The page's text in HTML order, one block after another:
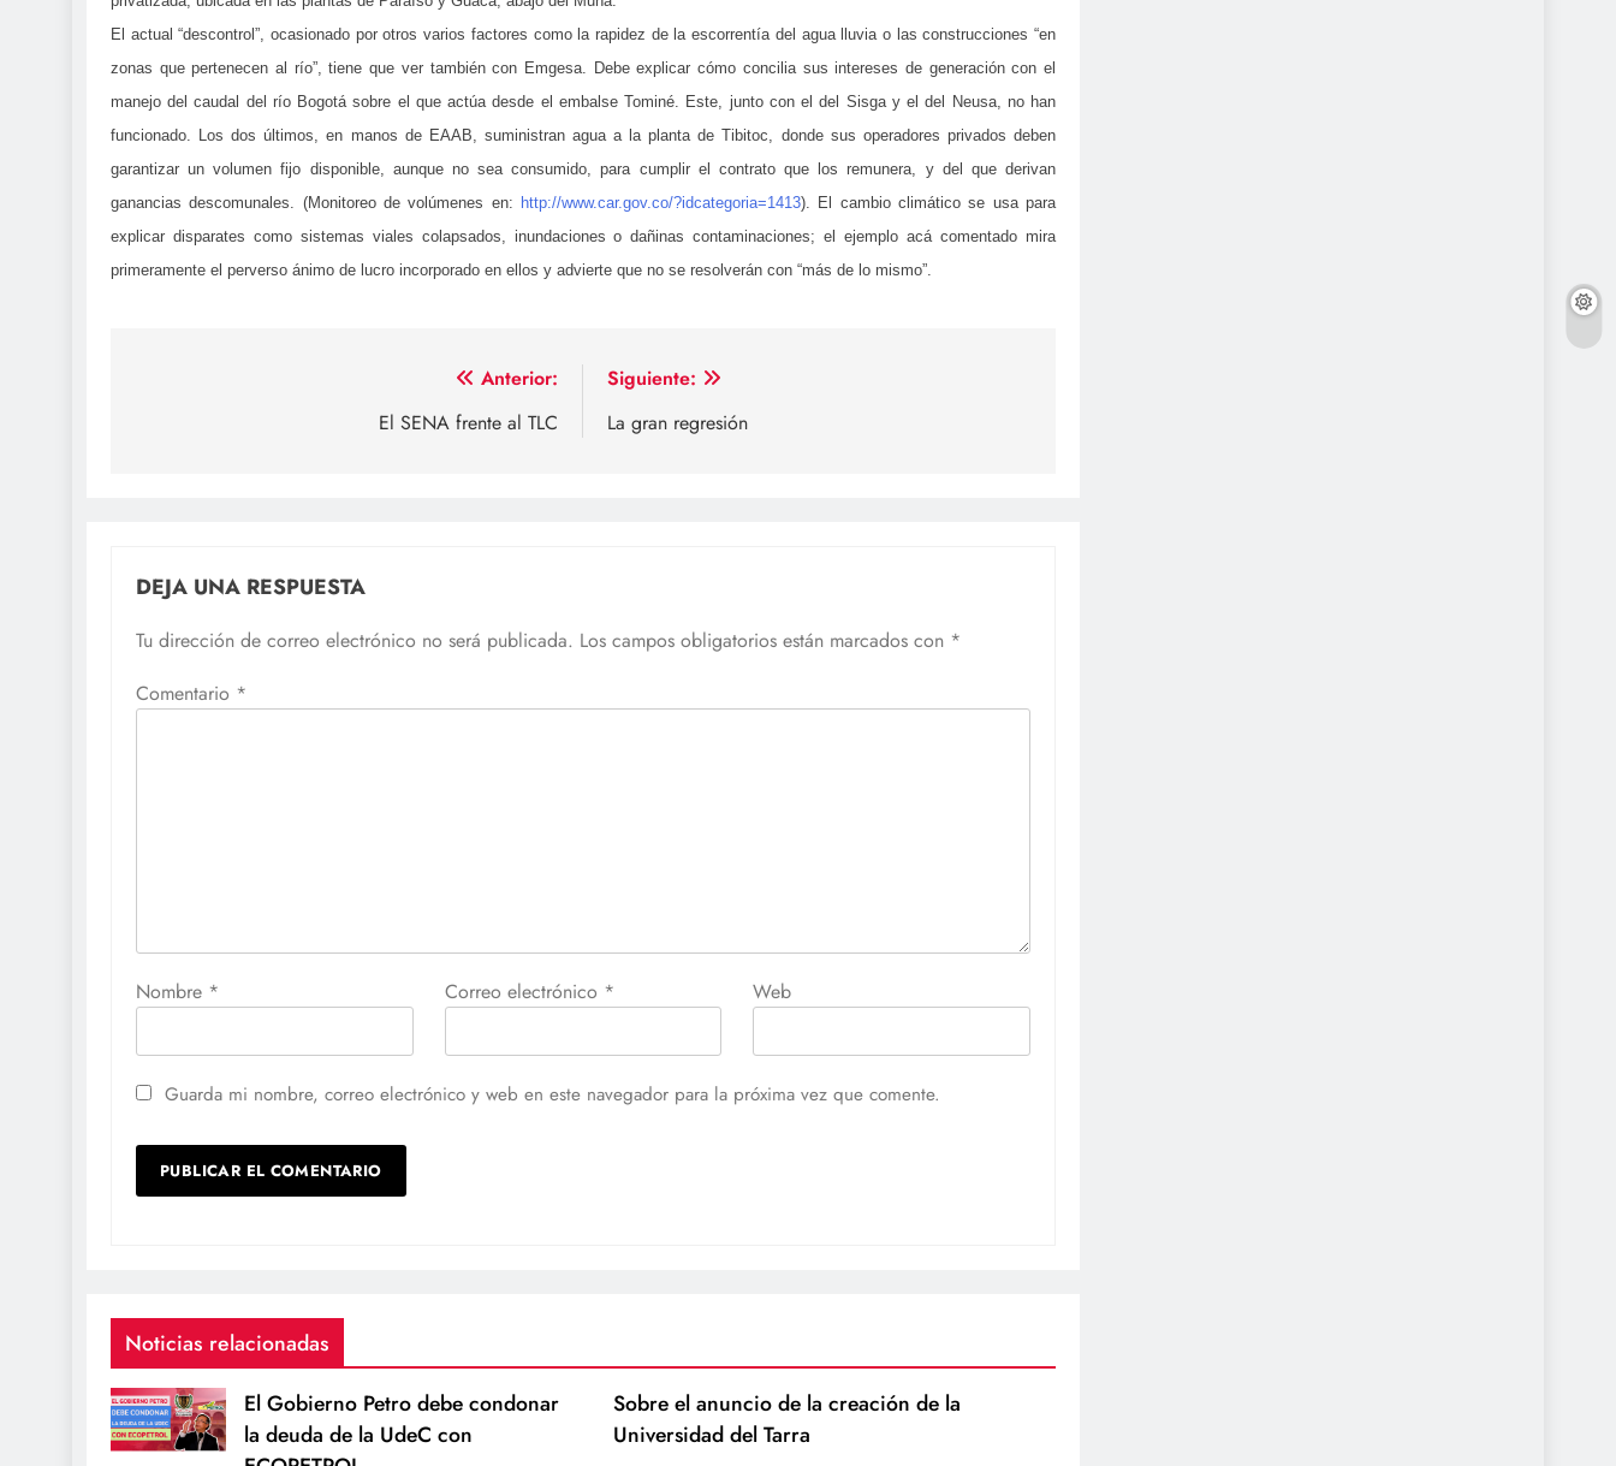
El actual “descontrol”, ocasionado por otros varios factores como la rapidez de la escorrentía del agua lluvia o las construcciones “en
zonas que pertenecen al río”, tiene que ver también con Emgesa. Debe explicar cómo concilia sus intereses de generación con el
manejo del caudal del río Bogotá sobre el que actúa desde el embalse Tominé. Este, junto con el del Sisga y el del Neusa, no han
funcionado. Los dos últimos, en manos de EAAB, suministran agua a la planta de Tibitoc, donde sus operadores privados deben
garantizar un volumen fijo disponible, aunque no sea consumido, para cumplir el contrato que los remunera, y del que derivan
ganancias descomunales. (Monitoreo de volúmenes en: http://www.car.gov.co/?idcategoria=1413). El cambio climático se usa para
explicar disparates como sistemas viales colapsados, inundaciones o dañinas contaminaciones; el ejemplo acá comentado mira
primeramente el perverso ánimo de lucro incorporado en ellos y advierte que no se resolverán con “más de lo mismo”.
Anterior:
El SENA frente al TLC
Siguiente:
La gran regresión
DEJA UNA RESPUESTA
Tu dirección de correo electrónico no será publicada. Los campos obligatorios están marcados con *
Comentario *
Nombre * Correo electrónico * Web
Guarda mi nombre, correo electrónico y web en este navegador para la próxima vez que comente.
Noticias relacionadas
El Gobierno Petro debe condonar
la deuda de la UdeC con
Sobre el anuncio de la creación de la
Universidad del Tarra